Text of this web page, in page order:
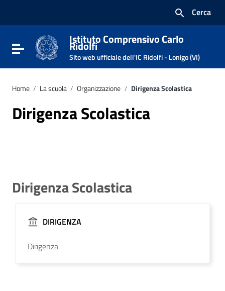
Vai al footer
Cerca
Attiva / disattiva la navigazione
Istituto Comprensivo Carlo
Ridolfi
Sito web ufficiale dell'IC Ridolfi - Lonigo (VI)
Home / La scuola / Organizzazione / Dirigenza Scolastica
Dirigenza Scolastica
Dirigenza Scolastica
DIRIGENZA
Dirigenza